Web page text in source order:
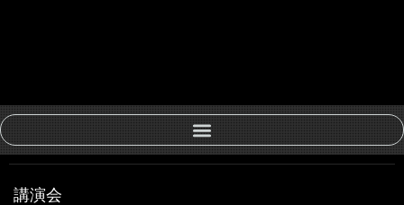
講演会